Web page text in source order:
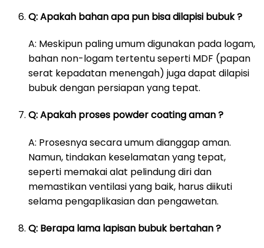
Q: Apakah bahan apa pun bisa dilapisi bubuk ?
A: Meskipun paling umum digunakan pada logam,
bahan non-logam tertentu seperti MDF (papan
serat kepadatan menengah) juga dapat dilapisi
bubuk dengan persiapan yang tepat.
Q: Apakah proses powder coating aman ?
A: Prosesnya secara umum dianggap aman.
Namun, tindakan keselamatan yang tepat,
seperti memakai alat pelindung diri dan
memastikan ventilasi yang baik, harus diikuti
selama pengaplikasian dan pengawetan.
Q: Berapa lama lapisan bubuk bertahan ?